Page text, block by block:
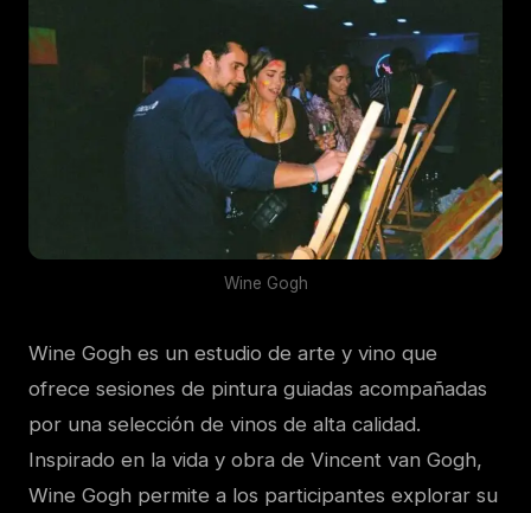
Wine Gogh
Wine Gogh es un estudio de arte y vino que
ofrece sesiones de pintura guiadas acompañadas
por una selección de vinos de alta calidad.
Inspirado en la vida y obra de Vincent van Gogh,
Wine Gogh permite a los participantes explorar su